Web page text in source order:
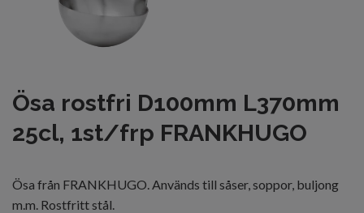
Ösa rostfri D100mm L370mm
25cl, 1st/frp FRANKHUGO
Ösa från FRANKHUGO. Används till såser, soppor, buljong
m.m. Rostfritt stål.